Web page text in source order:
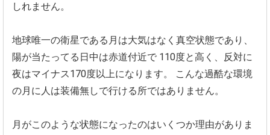
しれません。
地球唯一の衛星である月は大気はなく真空状態であり、
陽が当たってる日中は赤道付近で 110度と高く、反対に
夜はマイナス170度以上になります。
こんな過酷な環境
の月に人は装備無しで行ける所ではありません。
月がこのような状態になったのはいくつか理由がありま